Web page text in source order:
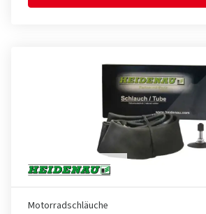
Motorradschläuche